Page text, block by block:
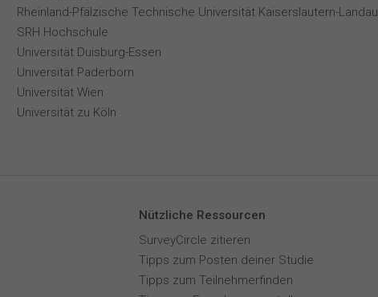
Rheinland-Pfälzische Technische Universität Kaiserslautern-Landau
SRH Hochschule
Universität Duisburg-Essen
Universität Paderborn
Universität Wien
Universität zu Köln
Nützliche Ressourcen
SurveyCircle zitieren
Tipps zum Posten deiner Studie
Tipps zum Teilnehmerfinden